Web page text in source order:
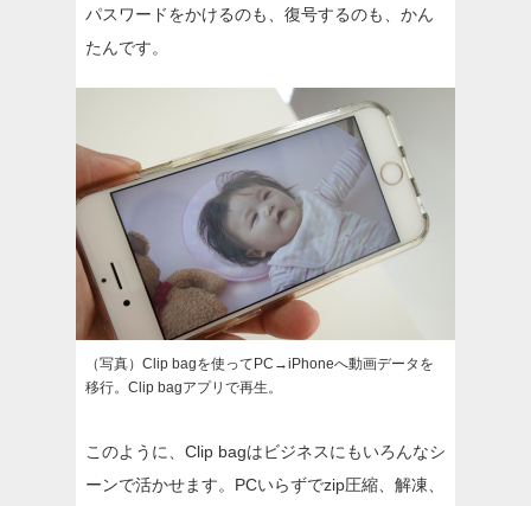
パスワードをかけるのも、復号するのも、かん
たんです。
（写真）Clip bagを使ってPC→iPhoneへ動画データを
移行。Clip bagアプリで再生。
このように、Clip bagはビジネスにもいろんなシ
ーンで活かせます。PCいらずでzip圧縮、解凍、